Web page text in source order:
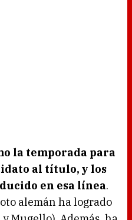
la temporada para
al título, y los
en esa línea.
alemán ha logrado